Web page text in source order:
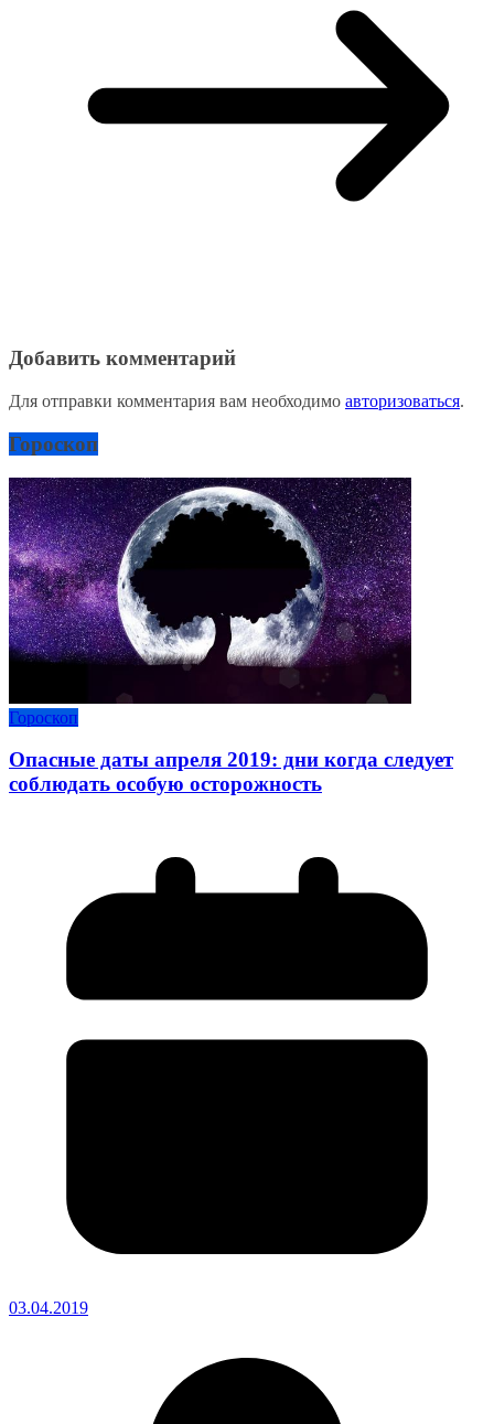
Добавить комментарий
Для отправки комментария вам необходимо авторизоваться.
Гороскоп
Гороскоп
Опасные даты апреля 2019: дни когда следует
соблюдать особую осторожность
03.04.2019